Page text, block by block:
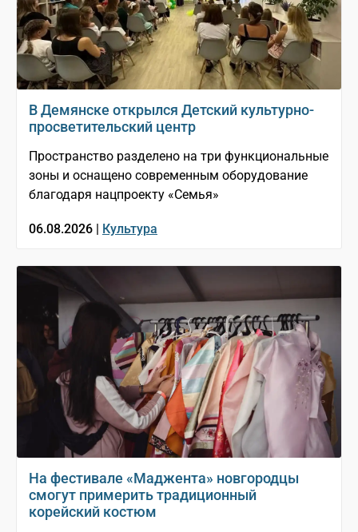
В Демянске открылся Детский культурно-
просветительский центр
Пространство разделено на три функциональные
зоны и оснащено современным оборудование
благодаря нацпроекту «Семья»
06.08.2026 | Культура
На фестивале «Маджента» новгородцы
смогут примерить традиционный
корейский костюм